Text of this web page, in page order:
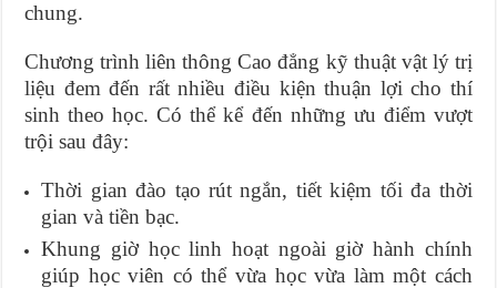
chung.
Chương trình liên thông Cao đẳng kỹ thuật vật lý trị
liệu đem đến rất nhiều điều kiện thuận lợi cho thí
sinh theo học. Có thể kể đến những ưu điểm vượt
trội sau đây:
Thời gian đào tạo rút ngắn, tiết kiệm tối đa thời
gian và tiền bạc.
Khung giờ học linh hoạt ngoài giờ hành chính
giúp học viên có thể vừa học vừa làm một cách